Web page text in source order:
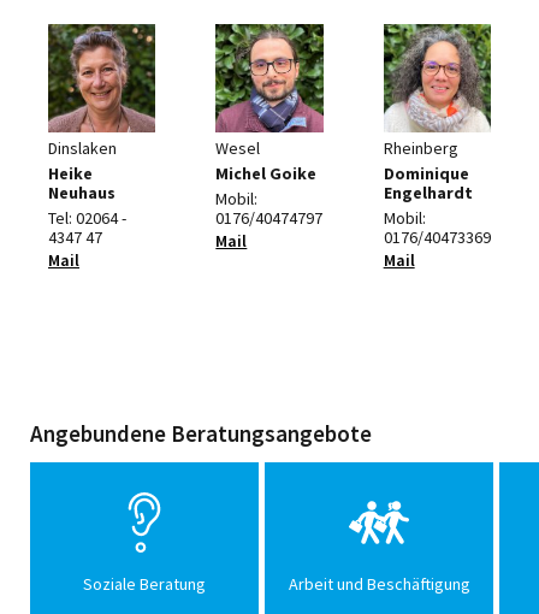
Dinslaken
Heike
Neuhaus
Tel: 02064 -
4347 47
Mail
Wesel
Michel Goike
Mobil:
0176/40474797
Mail
Rheinberg
Dominique
Engelhardt
Mobil:
0176/40473369
Mail
Angebundene Beratungsangebote
Soziale Beratung Arbeit und Beschäftigung